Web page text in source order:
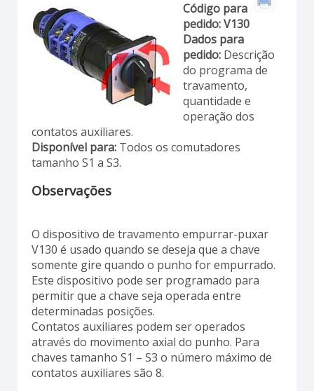
Código para
pedido:V130
Dados para
pedido: Descrição
do programa de
travamento,
quantidade e
operação dos
contatos auxiliares.
Disponível para: Todos os comutadores
tamanho S1 a S3.
Observações
O dispositivo de travamento empurrar-puxar
V130 é usado quando se deseja que a chave
somente gire quando o punho for empurrado.
Este dispositivo pode ser programado para
permitir que a chave seja operada entre
determinadas posições.
Contatos auxiliares podem ser operados
através do movimento axial do punho. Para
chaves tamanho S1 – S3 o número máximo de
contatos auxiliares são 8.